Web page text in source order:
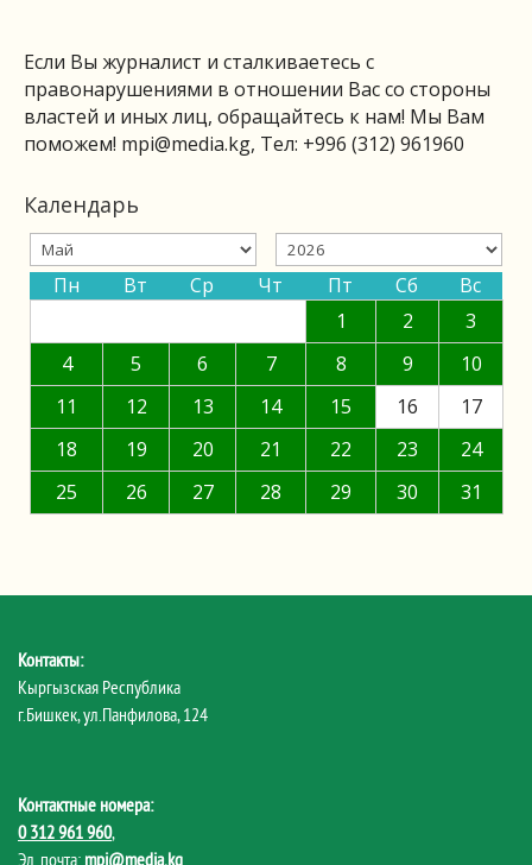
Если Вы журналист и сталкиваетесь с
правонарушениями в отношении Вас со стороны
властей и иных лиц, обращайтесь к нам! Мы Вам
поможем! mpi@media.kg, Тел: +996 (312) 961960
Календарь
Пн Вт Ср Чт Пт Сб
Вс
1
2
3
4
5 6 7 8 9
10
11
12 13 14 15 16
17
18
19 20 21 22 23
24
25
26 27 28 29 30 31
Контакты:
Кыргызская Республика
г.Бишкек, ул.Панфилова, 124
Контактные номера:
0 312 961 960,
Эл. почта: mpi@media.kg